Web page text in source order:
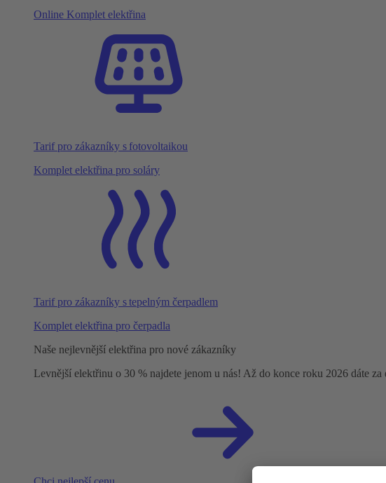
Online Komplet elektřina
Tarif pro zákazníky s fotovoltaikou
Komplet elektřina pro soláry
Tarif pro zákazníky s tepelným čerpadlem
Komplet elektřina pro čerpadla
Naše nejlevnější elektřina pro nové zákazníky
Levnější elektřinu o 30 % najdete jenom u nás! Až do konce roku 2026 dáte